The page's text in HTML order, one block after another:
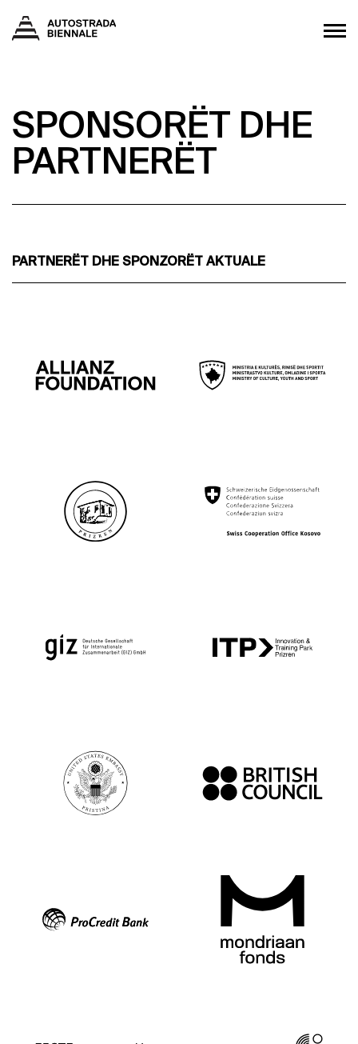
SPONSORËT DHE
PARTNERËT
PARTNERËT DHE SPONZORËT AKTUALE